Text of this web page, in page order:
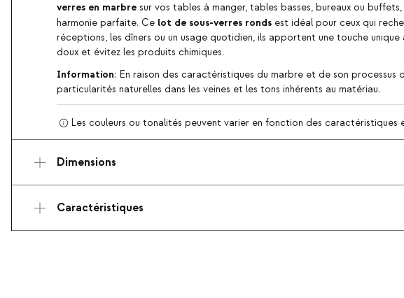
verres en marbre sur vos tables à manger, tables basses, bureaux ou
harmonie parfaite. Ce lot de sous-verres ronds est idéal pour ceux qui
réceptions, les dîners ou un usage quotidien, ils apportent une touche
doux et évitez les produits chimiques.
Information: En raison des caractéristiques du marbre et de son processus
particularités naturelles dans les veines et les tons inhérents au matériau.
Les couleurs ou tonalités peuvent varier en fonction des
Dimensions
Caractéristiques